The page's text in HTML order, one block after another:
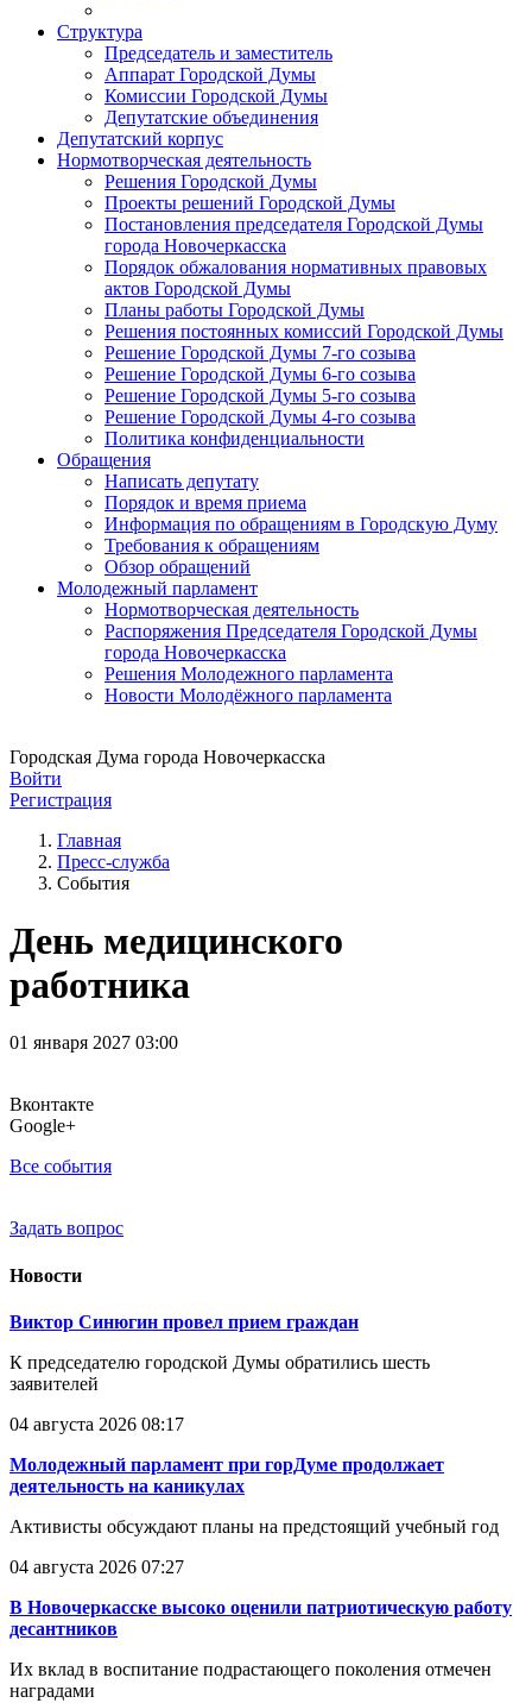
Структура
Председатель и заместитель
Аппарат Городской Думы
Комиссии Городской Думы
Депутатские объединения
Депутатский корпус
Нормотворческая деятельность
Решения Городской Думы
Проекты решений Городской Думы
Постановления председателя Городской Думы
города Новочеркасска
Порядок обжалования нормативных правовых
актов Городской Думы
Планы работы Городской Думы
Решения постоянных комиссий Городской Думы
Решение Городской Думы 7-го созыва
Решение Городской Думы 6-го созыва
Решение Городской Думы 5-го созыва
Решение Городской Думы 4-го созыва
Политика конфиденциальности
Обращения
Написать депутату
Порядок и время приема
Информация по обращениям в Городскую Думу
Требования к обращениям
Обзор обращений
Молодежный парламент
Нормотворческая деятельность
Распоряжения Председателя Городской Думы
города Новочеркасска
Решения Молодежного парламента
Новости Молодёжного парламента
Городская Дума города Новочеркасска
Войти
Регистрация
Главная
Пресс-служба
События
День медицинского
работника
01 января 2027 03:00
Вконтакте
Google+
Все события
Задать вопрос
Новости
Виктор Синюгин провел прием граждан
К председателю городской Думы обратились шесть
заявителей
04 августа 2026 08:17
Молодежный парламент при горДуме продолжает
деятельность на каникулах
Активисты обсуждают планы на предстоящий учебный год
04 августа 2026 07:27
В Новочеркасске высоко оценили патриотическую работу
десантников
Их вклад в воспитание подрастающего поколения отмечен
наградами